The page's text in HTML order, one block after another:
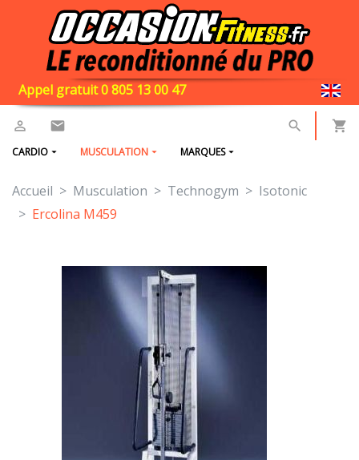
Appel gratuit 0 805 13 00 47
CARDIO MUSCULATION MARQUES
Accueil Musculation Technogym
Isotonic
Ercolina M459